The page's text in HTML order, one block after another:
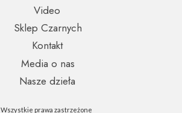
Wszystkie prawa zastrzeżone
Sklep Czarnych
Video
Kontakt
Media o nas
Nasze dzieła